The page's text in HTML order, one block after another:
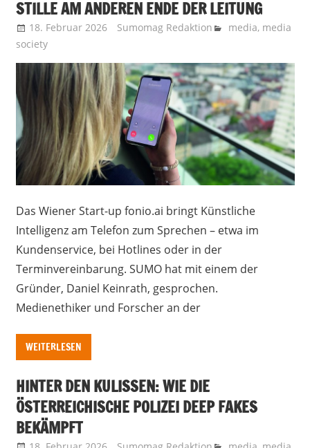
STILLE AM ANDEREN ENDE DER LEITUNG
18. Februar 2026 Sumomag Redaktion media, media
society
Das Wiener Start-up fonio.ai bringt Künstliche
Intelligenz am Telefon zum Sprechen – etwa im
Kundenservice, bei Hotlines oder in der
Terminvereinbarung. SUMO hat mit einem der
Gründer, Daniel Keinrath, gesprochen.
Medienethiker und Forscher an der
WEITERLESEN
HINTER DEN KULISSEN: WIE DIE
ÖSTERREICHISCHE POLIZEI DEEP FAKES
BEKÄMPFT